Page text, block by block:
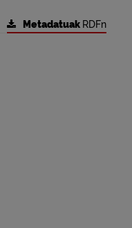
Metadatuak RDFn